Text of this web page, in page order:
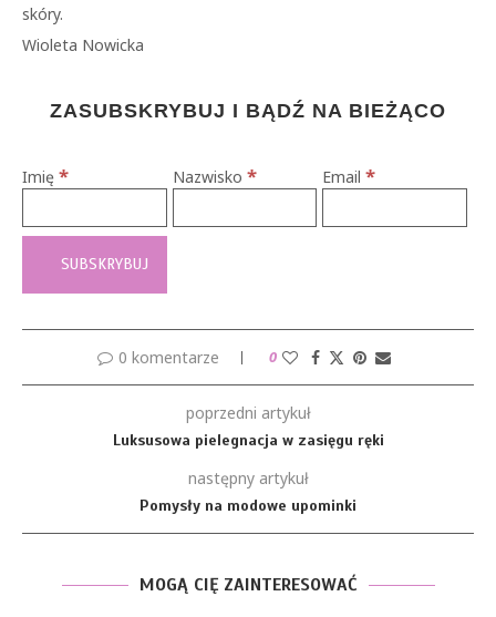
skóry.
Wioleta Nowicka
ZASUBSKRYBUJ I BĄDŹ NA BIEŻĄCO
Imię * Nazwisko * Email*
0 komentarze 0
poprzedni artykuł
Luksusowa pielegnacja w zasięgu ręki
następny artykuł
Pomysły na modowe upominki
MOGĄ CIĘ ZAINTERESOWAĆ